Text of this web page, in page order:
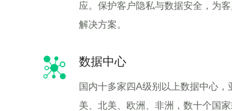
应。保护客户隐私与数据安全，为
解决方案。
数据中心
国内十多家四A级别以上数据中心，
美、北美、欧洲、非洲，数十个国